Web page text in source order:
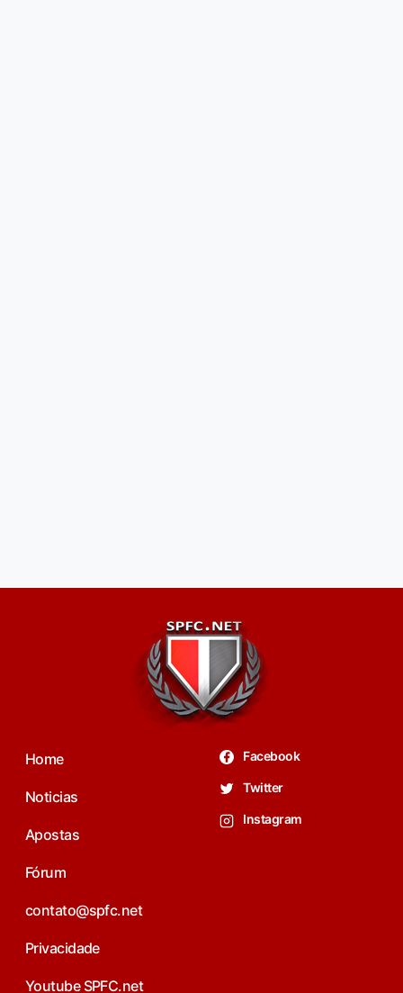
Home
Noticias
Apostas
Fórum
contato@spfc.net
Privacidade
Youtube SPFC.net
Facebook
Twitter
Instagram